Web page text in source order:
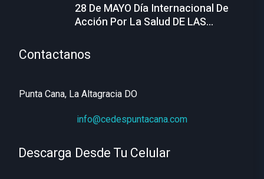
28 De MAYO Día Internacional De
Acción Por La Salud DE LAS
Contactanos
Punta Cana, La Altagracia DO
info@cedespuntacana.com
Descarga Desde Tu Celular